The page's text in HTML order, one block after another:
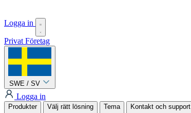
Logga in
Privat Företag
SWE / SV
Logga in
Produkter Välj rätt lösning Tema Kontakt och support